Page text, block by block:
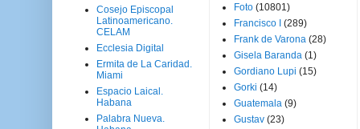
Cosejo Episcopal
Latinoamericano.
CELAM
Ecclesia Digital
Ermita de La Caridad.
Miami
Espacio Laical.
Habana
Palabra Nueva.
Foto (10801)
Francisco I
(289)
Frank de Varona (28)
Gisela Baranda (1)
Gordiano Lupi (15)
Gorki (14)
Guatemala (9)
Gustav (23)